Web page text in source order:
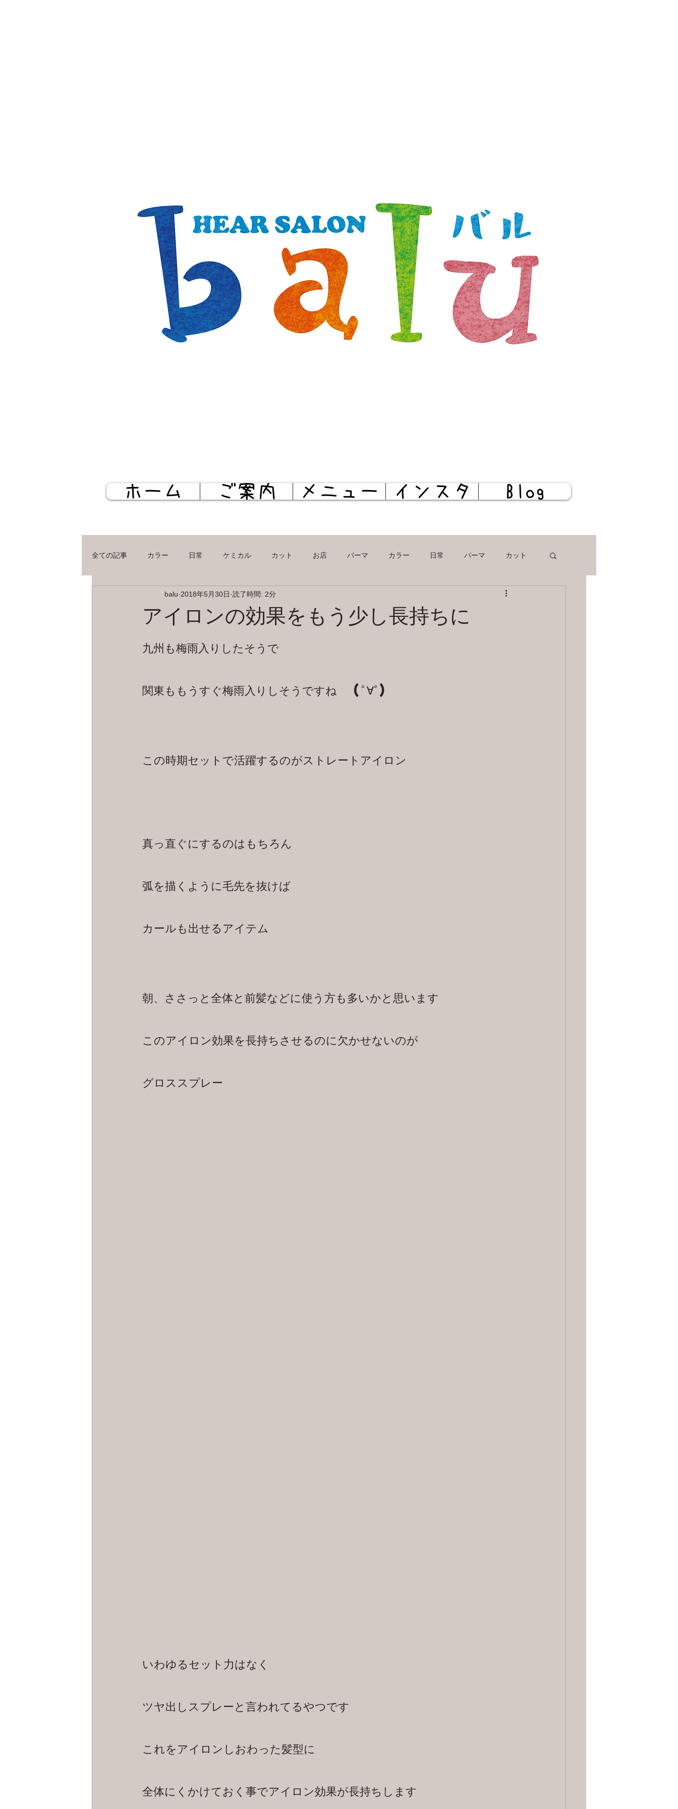
ホーム ご案内 メニュー インスタ Blog
全ての記事 カラー 日常 ケミカル カット お店 パーマ カラー 日常 パーマ カット
お店 カット カラー
アイロンの効果をもう少し長持ちに
balu 2018年5月30日 読了時間: 2分
九州も梅雨入りしたそうで
関東ももうすぐ梅雨入りしそうですね   (ﾟ∀ﾟ)
この時期セットで活躍するのがストレートアイロン
真っ直ぐにするのはもちろん
弧を描くように毛先を抜けば
カールも出せるアイテム
朝、ささっと全体と前髪などに使う方も多いかと思います
このアイロン効果を長持ちさせるのに欠かせないのが
グロススプレー
いわゆるセット力はなく
ツヤ出しスプレーと言われてるやつです
これをアイロンしおわった髪型に
全体にくかけておく事でアイロン効果が長持ちします